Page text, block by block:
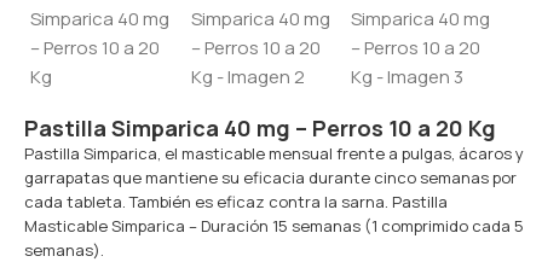
Pastilla Simparica 40 mg – Perros 10 a 20 Kg
Pastilla Simparica, el masticable mensual frente a pulgas, ácaros y
garrapatas que mantiene su eficacia durante cinco semanas por
cada tableta. También es eficaz contra la sarna. Pastilla
Masticable Simparica – Duración 15 semanas (1 comprimido cada 5
semanas).